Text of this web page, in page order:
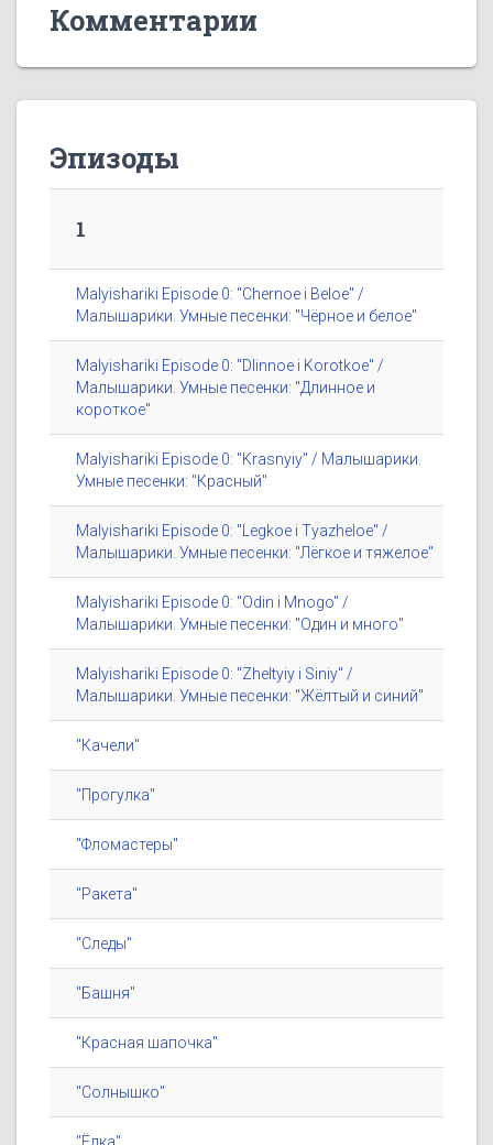
Комментарии
Эпизоды
1
Malyishariki Episode 0: "Chernoe i Beloe" /
Малышарики. Умные песенки: "Чёрное и белое"
Malyishariki Episode 0: "Dlinnoe i Korotkoe" /
Малышарики. Умные песенки: "Длинное и
короткое"
Malyishariki Episode 0: "Krasnyiy" / Малышарики.
Умные песенки: "Красный"
Malyishariki Episode 0: "Legkoe i Tyazheloe" /
Малышарики. Умные песенки: "Лёгкое и тяжелое"
Malyishariki Episode 0: "Odin i Mnogo" /
Малышарики. Умные песенки: "Один и много"
Malyishariki Episode 0: "Zheltyiy i Siniy" /
Малышарики. Умные песенки: "Жёлтый и синий"
"Качели"
"Прогулка"
"Фломастеры"
"Ракета"
"Следы"
"Башня"
"Красная шапочка"
"Солнышко"